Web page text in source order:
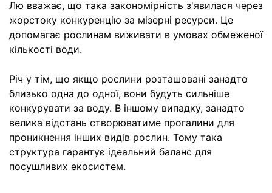
Лю вважає, що така закономірність з'явилася через
жорстоку конкуренцію за мізерні ресурси. Це
допомагає рослинам виживати в умовах обмеженої
кількості води.
Річ у тім, що якщо рослини розташовані занадто
близько одна до одної, вони будуть сильніше
конкурувати за воду. В іншому випадку, занадто
велика відстань створюватиме прогалини для
проникнення інших видів рослин. Тому така
структура гарантує ідеальний баланс для
посушливих екосистем.